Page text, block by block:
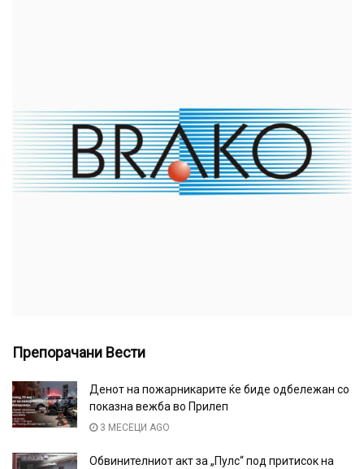
Препорачани Вести
Денот на пожарникарите ќе биде одбележан со
показна вежба во Прилеп
3 МЕСЕЦИ AGO
Обвинителниот акт за „Пулс“ под притисок на